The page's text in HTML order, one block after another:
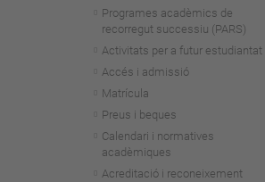
Programes acadèmics de
recorregut successiu (PARS)
Activitats per a futur estudiantat
Accés i admissió
Matrícula
Preus i beques
Calendari i normatives
acadèmiques
Acreditació i reconeixement